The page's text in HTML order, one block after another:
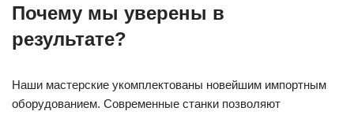
Почему мы уверены в
результате?
Наши мастерские укомплектованы новейшим импортным
оборудованием. Современные станки позволяют